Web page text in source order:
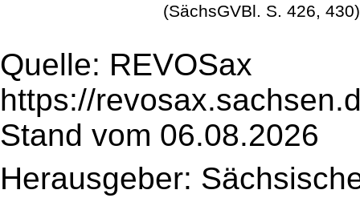
(SächsGVBl. S. 426, 430)
Quelle: REVOSax
https://
Stand vom 06.08.2026
Herausgeber: